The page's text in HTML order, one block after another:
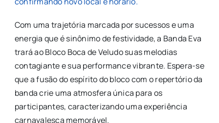
Com uma trajetória marcada por sucessos e uma
energia que é sinônimo de festividade, a Banda Eva
trará ao Bloco Boca de Veludo suas melodias
contagiante e sua performance vibrante. Espera-se
que a fusão do espírito do bloco com o repertório da
banda crie uma atmosfera única para os
participantes, caracterizando uma experiência
carnavalesca memorável.